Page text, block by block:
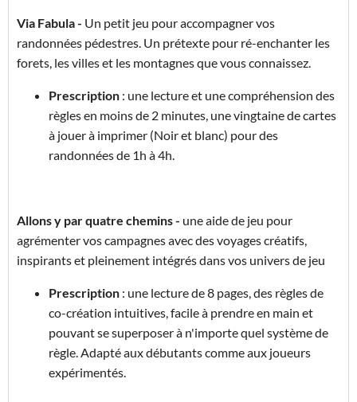
Via Fabula - Un petit jeu pour accompagner vos
randonnées pédestres. Un prétexte pour ré-enchanter les
forets, les villes et les montagnes que vous connaissez.
Prescription : une lecture et une compréhension des
règles en moins de 2 minutes, une vingtaine de cartes
à jouer à imprimer (Noir et blanc) pour des
randonnées de 1h à 4h.
Allons y par quatre chemins - une aide de jeu pour
agrémenter vos campagnes avec des voyages créatifs,
inspirants et pleinement intégrés dans vos univers de jeu
Prescription : une lecture de 8 pages, des règles de
co-création intuitives, facile à prendre en main et
pouvant se superposer à n'importe quel système de
règle. Adapté aux débutants comme aux joueurs
expérimentés.